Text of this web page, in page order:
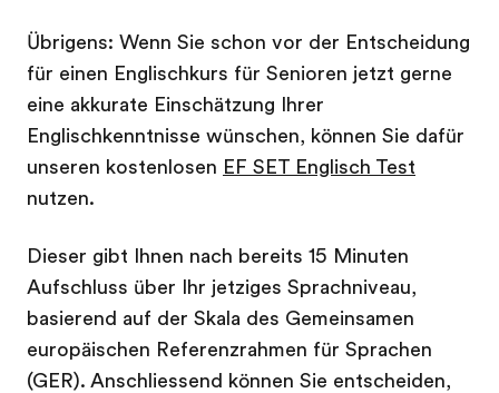
Übrigens: Wenn Sie schon vor der Entscheidung
für einen Englischkurs für Senioren jetzt gerne
eine akkurate Einschätzung Ihrer
Englischkenntnisse wünschen, können Sie dafür
unseren kostenlosen EF SET Englisch Test
nutzen.
Dieser gibt Ihnen nach bereits 15 Minuten
Aufschluss über Ihr jetziges Sprachniveau,
basierend auf der Skala des Gemeinsamen
europäischen Referenzrahmen für Sprachen
(GER). Anschliessend können Sie entscheiden,